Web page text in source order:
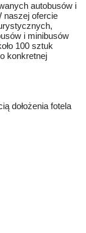
autobusów i
naszej ofercie
i minibusów
100 sztuk
konkretnej
dołożenia fotela